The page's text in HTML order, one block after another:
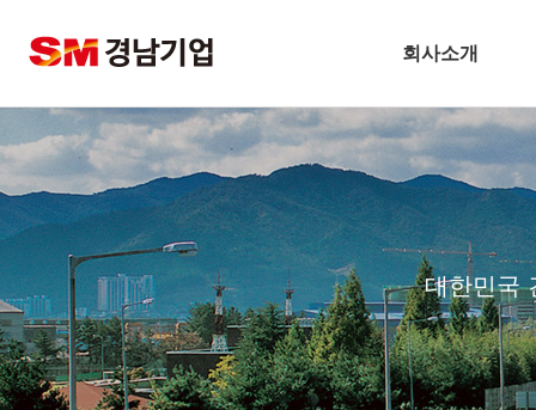
회사소개
슬롯사이트 볼트 메이저개
CEO 인사말
비전
주요연혁
경남슬롯사이트 볼트 메이저 네
안전보건방침
기술경영
환경경영
대한민국